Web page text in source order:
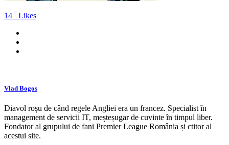
14 Likes
Vlad Bogos
Diavol roșu de când regele Angliei era un francez. Specialist în
management de servicii IT, meșteșugar de cuvinte în timpul liber.
Fondator al grupului de fani Premier League România și ctitor al
acestui site.